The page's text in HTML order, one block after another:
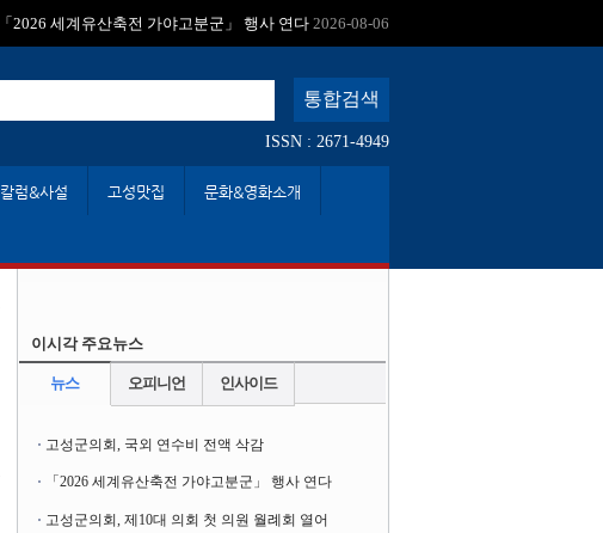
「2026 세계유산축전 가야고분군」 행사 연다 2026-08-06
ISSN : 2671-4949
칼럼&사설 고성맛집 문화&영화소개
이시각 주요뉴스
뉴스 오피니언 인사이드
고성군의회, 국외 연수비 전액 삭감
「2026 세계유산축전 가야고분군」 행사 연다
고성군의회, 제10대 의회 첫 의원 월례회 열어